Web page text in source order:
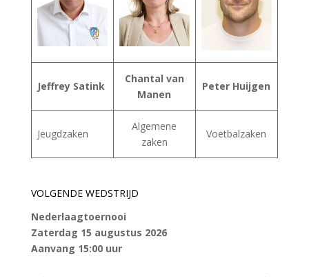
Jeffrey Satink
Chantal van
Manen
Peter Huijgen
Jeugdzaken
Algemene
zaken
Voetbalzaken
VOLGENDE WEDSTRIJD
Nederlaagtoernooi
Zaterdag 15 augustus 2026
Aanvang 15:00 uur